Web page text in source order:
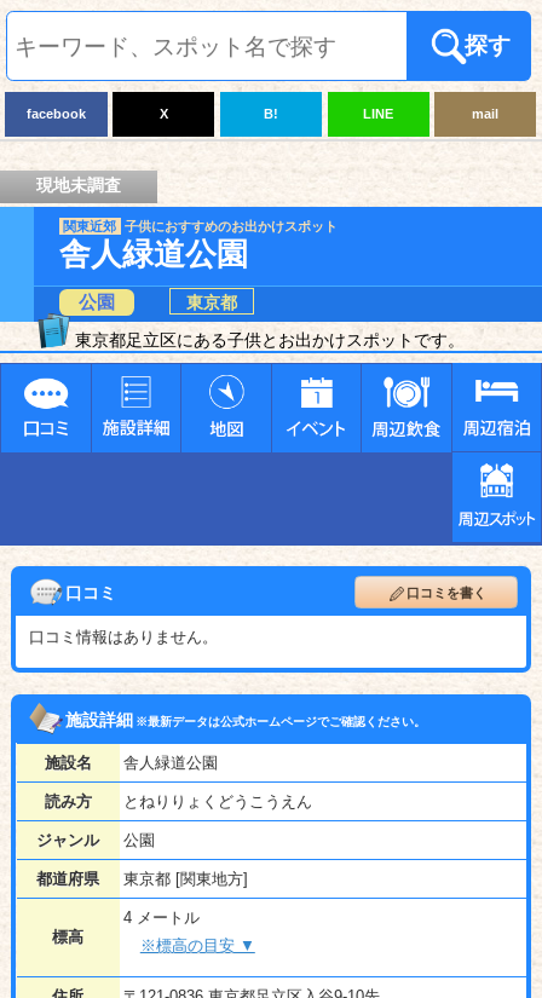
探す
facebook X B! LINE mail
現地未調査
関東近郊 子供におすすめのお出かけスポット
舎人緑道公園
公園
東京都
東京都足立区にある子供とお出かけスポットです。
口コミ 口コミを書く
口コミ情報はありません。
施設詳細※最新データは公式ホームページでご確認ください。
施設名 舎人緑道公園
読み方 とねりりょくどうこうえん
ジャンル 公園
都道府県 東京都 [関東地方]
標高
4 メートル
※標高の目安 ▼